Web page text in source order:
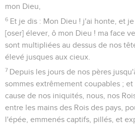
mon Dieu,
6 Et je dis : Mon Dieu ! j'ai honte, et
[oser] élever, ô mon Dieu ! ma face
sont multipliées au dessus de nos
élevé jusques aux cieux.
7 Depuis les jours de nos pères
sommes extrêmement coupables ;
cause de nos iniquités, nous, nos
entre les mains des Rois des pays,
l'épée, emmenés captifs, pillés, et